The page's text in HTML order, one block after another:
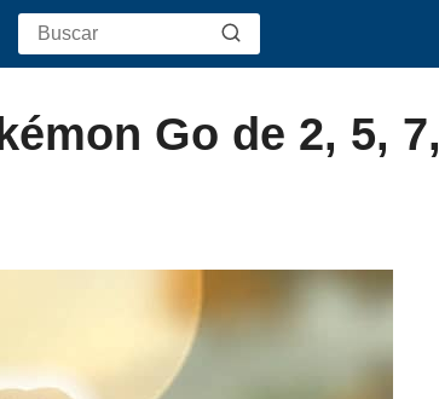
Go de 2, 5, 7,